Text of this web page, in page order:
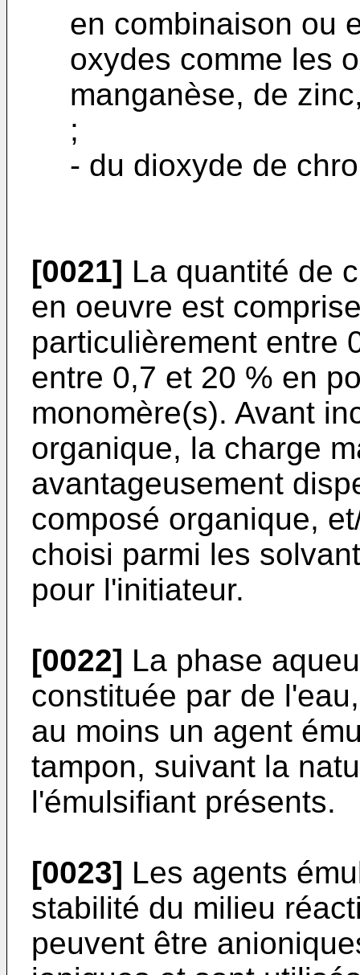
en combinaison ou
oxydes comme les
manganèse, de
;
- du dioxyde de
[0021] La quantité de
en oeuvre est
particulièrement entre
entre 0,7 et 20 % en
monomère(s). Avant
organique, la charge
avantageusement
composé organique,
choisi parmi les
pour l'initiateur.
[0022] La phase
constituée par de
au moins un agent
tampon, suivant la
l'émulsifiant présents.
[0023] Les agents
stabilité du milieu
peuvent être